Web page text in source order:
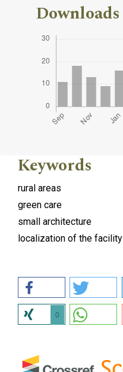
Downloads
Keywords
rural areas
green care
small architecture
localization of the facility
0